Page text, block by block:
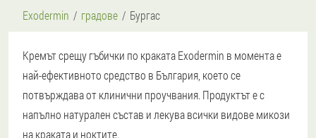
Exodermin градове Бургас
Кремът срещу гъбички по краката Exodermin в момента е
най-ефективното средство в България, което се
потвърждава от клинични проучвания. Продуктът е с
напълно натурален състав и лекува всички видове микози
на краката и ноктите.